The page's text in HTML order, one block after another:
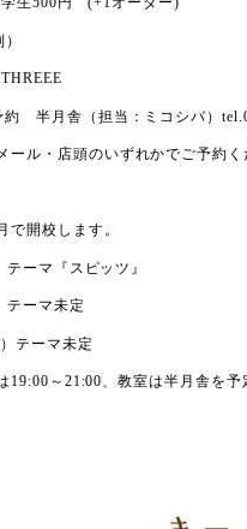
半月舎（担当：ミコシバ）
ル・店頭のいずれかでご予約く
で開校します。
テーマ『スピッツ』
テーマ未定
テーマ未定
～21:00、教室は半月舎を予